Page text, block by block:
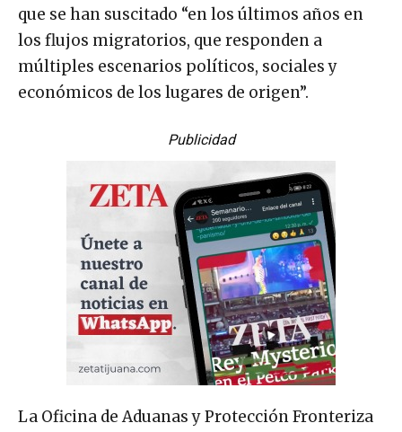
que se han suscitado “en los últimos años en
los flujos migratorios, que responden a
múltiples escenarios políticos, sociales y
económicos de los lugares de origen”.
Publicidad
La Oficina de Aduanas y Protección Fronteriza